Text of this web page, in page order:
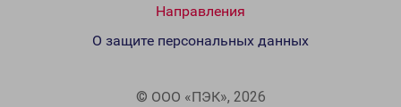
Направления
© ООО «ПЭК», 2026
О защите персональных данных